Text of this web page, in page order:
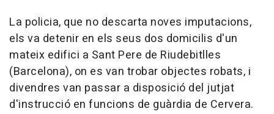
La policia, que no descarta noves imputacions,
els va detenir en els seus dos domicilis d'un
mateix edifici a Sant Pere de Riudebitlles
(Barcelona), on es van trobar objectes robats, i
divendres van passar a disposició del jutjat
d'instrucció en funcions de guàrdia de Cervera.